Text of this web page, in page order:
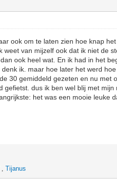
ook om te laten zien hoe knap
weet van mijzelf ook dat ik niet de
ook heel wat. En ik had in het
ik. maar hoe later het werd
30 gemiddeld gezeten en nu met
gefietst. dus ik ben wel blij met
het was een mooie leuke
,Tijanus